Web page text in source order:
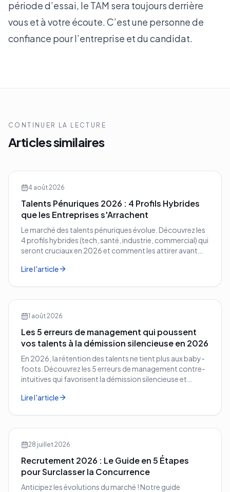
période d’essai, le TAM sera toujours derrière
vous et à votre écoute. C’est une personne de
confiance pour l’entreprise et du candidat.
CONTINUER LA LECTURE
Articles similaires
4 août 2026
Talents Pénuriques 2026 : 4 Profils Hybrides
que les Entreprises s'Arrachent
Le marché des talents pénuriques évolue. Découvrez les
4 profils hybrides (tech, santé, industrie, commercial) qui
seront cruciaux en 2026 et comment les attirer avant
Lire l'article
1 août 2026
Les 5 erreurs de management qui poussent
vos talents à la démission silencieuse en 2026
En 2026, la rétention des talents ne tient plus aux baby-
foots. Découvrez les 5 erreurs de management contre-
intuitives qui favorisent la démission silencieuse et
Lire l'article
28 juillet 2026
Recrutement 2026 : Le Guide en 5 Étapes
pour Surclasser la Concurrence
Anticipez les évolutions du marché ! Notre guide